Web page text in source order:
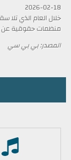
2026-02-18
خلال العام الذي
منظمات حقوقية عن
المصدر: بي بي سي